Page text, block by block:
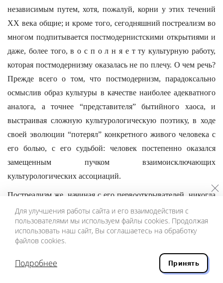
независимым путем, хотя, пожалуй, корни у этих течений
XX века общие; и кроме того, сегодняшний постреализм во
многом подпитывается постмодернистскими открытиями и
даже, более того, в о с п о л н я е т ту культурную работу,
которая постмодернизму оказалась не по плечу. О чем речь?
Прежде всего о том, что постмодернизм, парадоксально
осмыслив образ культуры в качестве наиболее адекватного
аналога, а точнее “представителя” бытийного хаоса, и
выстраивая сложную культурологическую поэтику, в ходе
своей эволюции “потерял” конкретного живого человека с
его болью, с его судьбой: человек постепенно оказался
замещенным пучком взаимоисключающих
культурологических ассоциаций.
Постреализм же, начиная с его первооткрывателей, никогда
не порывает с конкретным измерением человеческой
личности. Именно ч е р е з человека и р а д и человека он
пытается постигнуть хаос; бесстрашно бросается в его
них телеологическую связанность — то, что могло, бы стать
Для улучшения работы сайта и его взаимодействия с
пользователями мы используем файлы cookies. Продолжая
использовать наш сайт, Вы соглашаетесь на обработку
файлов cookies.
Подробнее Принять